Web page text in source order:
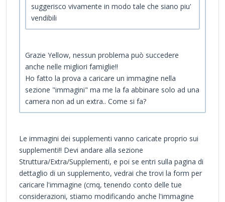
suggerisco vivamente in modo tale che siano piu'
vendibili
Grazie Yellow, nessun problema può succedere
anche nelle migliori famiglie!!
Ho fatto la prova a caricare un immagine nella
sezione "immagini" ma me la fa abbinare solo ad una
camera non ad un extra.. Come si fa?
Le immagini dei supplementi vanno caricate proprio sui
supplementi!! Devi andare alla sezione
Struttura/Extra/Supplementi, e poi se entri sulla pagina di
dettaglio di un supplemento, vedrai che trovi la form per
caricare l'immagine (cmq, tenendo conto delle tue
considerazioni, stiamo modificando anche l'immagine